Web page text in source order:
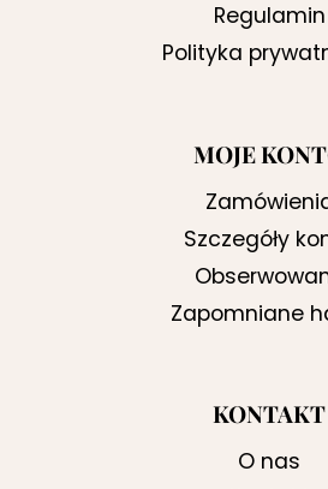
Regulamin
Polityka
MOJE
Szczegóły
Zapomniane
KONTAKT
O nas